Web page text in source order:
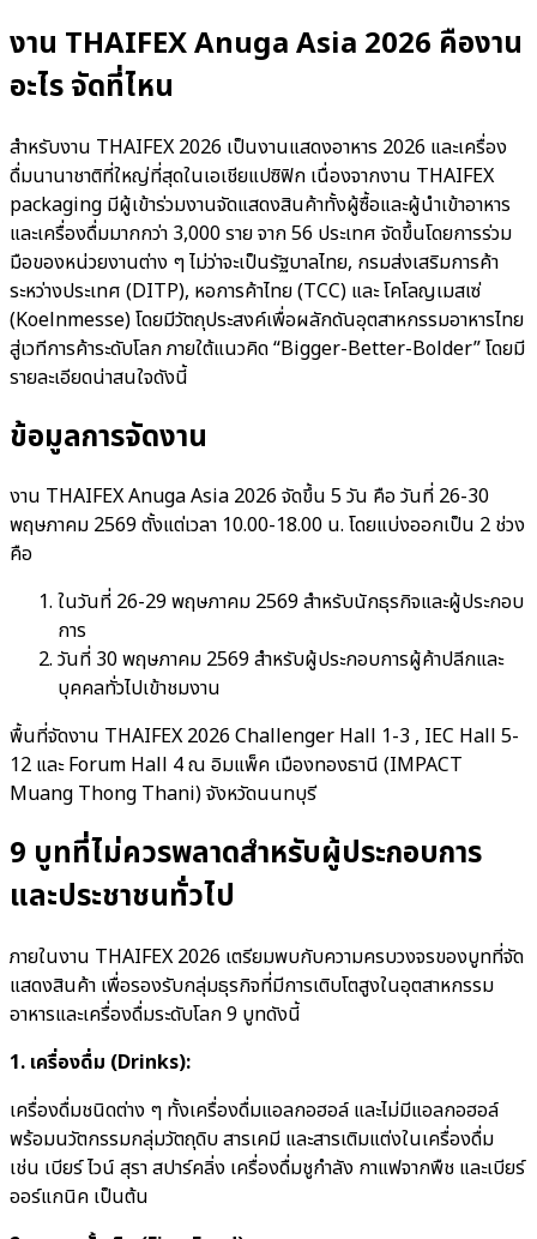
งาน THAIFEX Anuga Asia 2026 คืองาน
อะไร จัดที่ไหน
สำหรับงาน THAIFEX 2026 เป็นงานแสดงอาหาร 2026 และเครื่อง
ดื่มนานาชาติที่ใหญ่ที่สุดในเอเชียแปซิฟิก เนื่องจากงาน THAIFEX
packaging มีผู้เข้าร่วมงานจัดแสดงสินค้าทั้งผู้ซื้อและผู้นำเข้าอาหาร
และเครื่องดื่มมากกว่า 3,000 ราย จาก 56 ประเทศ จัดขึ้นโดยการร่วม
มือของหน่วยงานต่าง ๆ ไม่ว่าจะเป็นรัฐบาลไทย, กรมส่งเสริมการค้า
ระหว่างประเทศ (DITP), หอการค้าไทย (TCC) และ โคโลญเมสเซ่
(Koelnmesse) โดยมีวัตถุประสงค์เพื่อผลักดันอุตสาหกรรมอาหารไทย
สู่เวทีการค้าระดับโลก ภายใต้แนวคิด “Bigger-Better-Bolder” โดยมี
รายละเอียดน่าสนใจดังนี้
ข้อมูลการจัดงาน
งาน THAIFEX Anuga Asia 2026 จัดขึ้น 5 วัน คือ วันที่ 26-30
พฤษภาคม 2569 ตั้งแต่เวลา 10.00-18.00 น. โดยแบ่งออกเป็น 2 ช่วง
คือ
ในวันที่ 26-29 พฤษภาคม 2569 สำหรับนักธุรกิจและผู้ประกอบ
การ
วันที่ 30 พฤษภาคม 2569 สำหรับผู้ประกอบการผู้ค้าปลีกและ
บุคคลทั่วไปเข้าชมงาน
พื้นที่จัดงาน THAIFEX 2026 Challenger Hall 1-3 , IEC Hall 5-
12 และ Forum Hall 4 ณ อิมแพ็ค เมืองทองธานี (IMPACT
Muang Thong Thani) จังหวัดนนทบุรี
9 บูทที่ไม่ควรพลาดสำหรับผู้ประกอบการ
และประชาชนทั่วไป
ภายในงาน THAIFEX 2026 เตรียมพบกับความครบวงจรของบูทที่จัด
แสดงสินค้า เพื่อรองรับกลุ่มธุรกิจที่มีการเติบโตสูงในอุตสาหกรรม
อาหารและเครื่องดื่มระดับโลก 9 บูทดังนี้
1. เครื่องดื่ม (Drinks):
เครื่องดื่มชนิดต่าง ๆ ทั้งเครื่องดื่มแอลกอฮอล์ และไม่มีแอลกอฮอล์
พร้อมนวัตกรรมกลุ่มวัตถุดิบ สารเคมี และสารเติมแต่งในเครื่องดื่ม
เช่น เบียร์ ไวน์ สุรา สปาร์คลิ่ง เครื่องดื่มชูกำลัง กาแฟจากพืช และเบียร์
ออร์แกนิค เป็นต้น